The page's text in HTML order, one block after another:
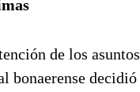
de los
bonaerense decidió